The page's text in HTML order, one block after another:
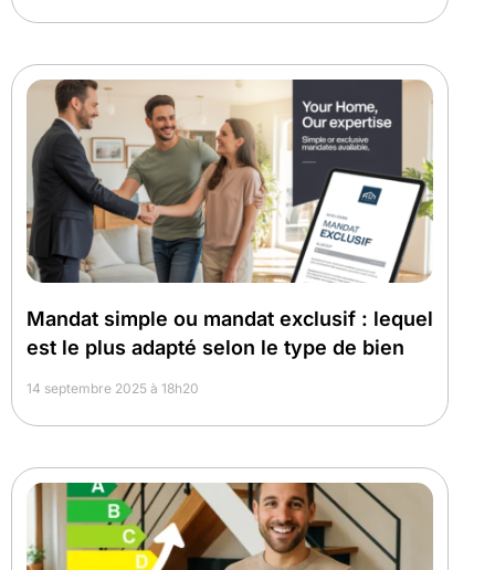
Mandat simple ou mandat exclusif : lequel
est le plus adapté selon le type de bien
14 septembre 2025 à 18h20